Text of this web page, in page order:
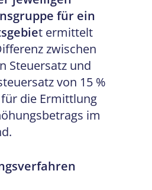
für ein
t ermittelt
zwischen
Steuersatz und
von 15 %
die Ermittlung
im